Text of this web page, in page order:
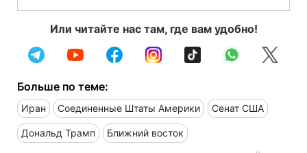
Или читайте нас там, где вам удобно!
Больше по теме:
Иран Соединенные Штаты Америки Сенат США
Дональд Трамп Ближний восток